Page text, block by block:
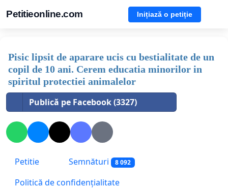
Petitieonline.com Inițiază o petiție
Pisic lipsit de aparare ucis cu bestialitate de un
copil de 10 ani. Cerem educatia minorilor in
spiritul protectiei animalelor
Publică pe Facebook (3327)
Petitie Semnături 8 092
Politică de confidențialitate